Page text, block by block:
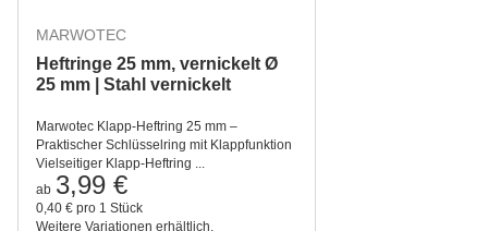
MARWOTEC
Heftringe 25 mm, vernickelt Ø
25 mm | Stahl vernickelt
Marwotec Klapp-Heftring 25 mm –
Praktischer Schlüsselring mit Klappfunktion
Vielseitiger Klapp-Heftring ...
ab 3,99 €
0,40 € pro 1 Stück
Weitere Variationen erhältlich.